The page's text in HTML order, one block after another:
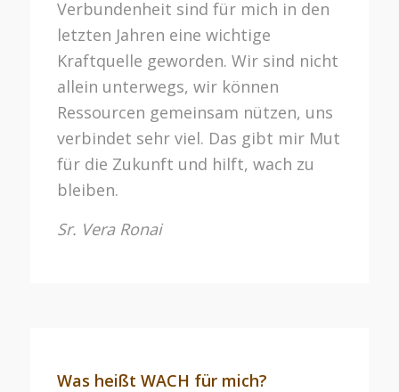
Verbundenheit sind für mich in den
letzten Jahren eine wichtige
Kraftquelle geworden. Wir sind nicht
allein unterwegs, wir können
Ressourcen gemeinsam nützen, uns
verbindet sehr viel. Das gibt mir Mut
für die Zukunft und hilft, wach zu
bleiben.
Sr. Vera Ronai
Was heißt WACH für mich?